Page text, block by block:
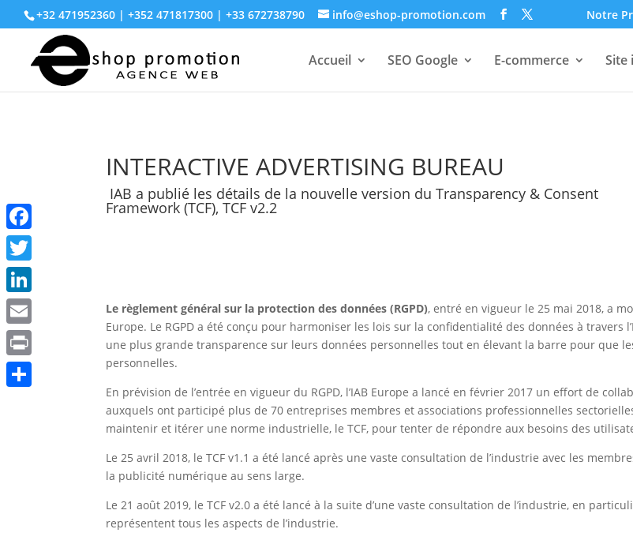
+32 471952360 | +352 471817300 | +33 672738790 info@eshop-promotion.com Notre
Accueil SEO Google E-commerce Site
INTERACTIVE ADVERTISING BUREAU
IAB a publié les détails de la nouvelle version du Transparency & Consent
Framework (TCF), TCF v2.2
Le règlement général sur la protection des données (RGPD), entré en vigueur le 25 mai 2018, a
Europe. Le RGPD a été conçu pour harmoniser les lois sur la confidentialité des données à
une plus grande transparence sur leurs données personnelles tout en élevant la barre pour que
personnelles.
En prévision de l’entrée en vigueur du RGPD, l’IAB Europe a lancé en février 2017 un effort de
auxquels ont participé plus de 70 entreprises membres et associations professionnelles
maintenir et itérer une norme industrielle, le TCF, pour tenter de répondre aux besoins des
Le 25 avril 2018, le TCF v1.1 a été lancé après une vaste consultation de l’industrie avec les
la publicité numérique au sens large.
Le 21 août 2019, le TCF v2.0 a été lancé à la suite d’une vaste consultation de l’industrie, en
représentent tous les aspects de l’industrie.
Facebook
Twitter
LinkedIn
Email
Print